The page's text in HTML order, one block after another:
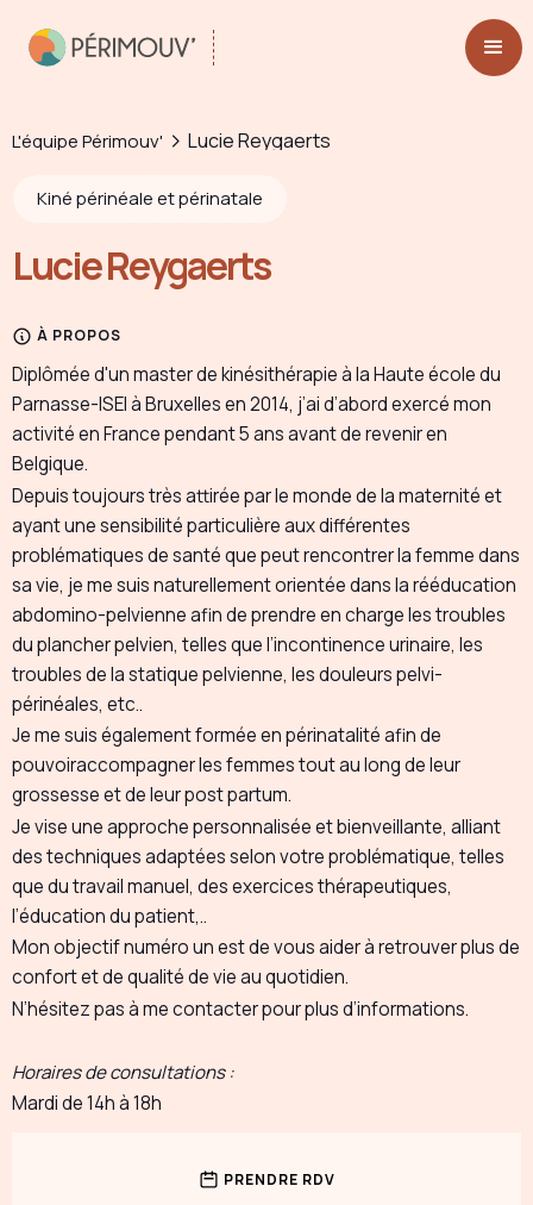
L'équipe Périmouv' Lucie Reygaerts
Kiné périnéale et périnatale
Lucie Reygaerts
À PROPOS
Diplômée d'un master de kinésithérapie à la Haute école du
Parnasse-ISEI à Bruxelles en 2014, j’ai d’abord exercé mon
activité en France pendant 5 ans avant de revenir en
Belgique.
Depuis toujours très attirée par le monde de la maternité et
ayant une sensibilité particulière aux différentes
problématiques de santé que peut rencontrer la femme dans
sa vie, je me suis naturellement orientée dans la rééducation
abdomino-pelvienne afin de prendre en charge les troubles
du plancher pelvien, telles que l’incontinence urinaire, les
troubles de la statique pelvienne, les douleurs pelvi-
périnéales, etc..
Je me suis également formée en périnatalité afin de
pouvoiraccompagner les femmes tout au long de leur
grossesse et de leur post partum.
Je vise une approche personnalisée et bienveillante, alliant
des techniques adaptées selon votre problématique, telles
que du travail manuel, des exercices thérapeutiques,
l’éducation du patient,..
Mon objectif numéro un est de vous aider à retrouver plus de
confort et de qualité de vie au quotidien.
N’hésitez pas à me contacter pour plus d’informations.
Horaires de consultations :
Mardi de 14h à 18h
PRENDRE RDV